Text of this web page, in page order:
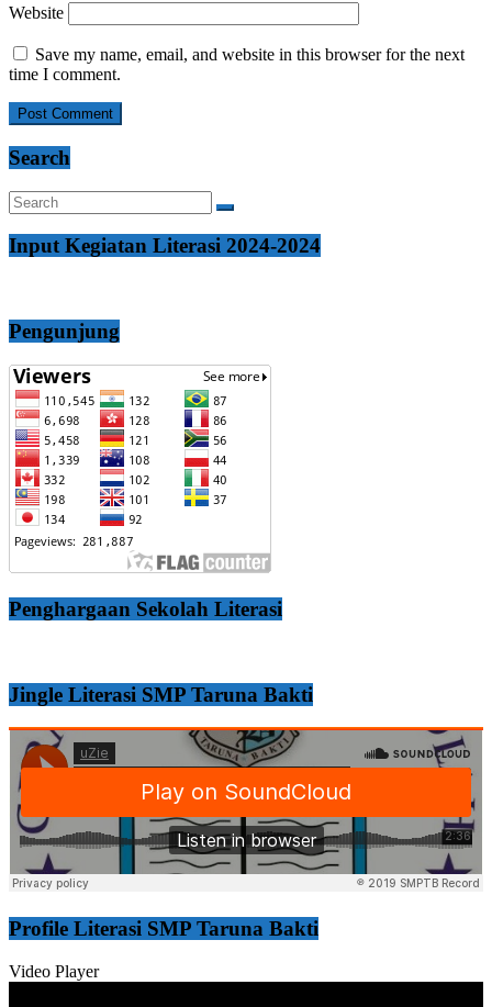
Website
Save my name, email, and website in this browser for the next
time I comment.
Search
Input Kegiatan Literasi 2024-2024
Pengunjung
Penghargaan Sekolah Literasi
Jingle Literasi SMP Taruna Bakti
Profile Literasi SMP Taruna Bakti
Video Player